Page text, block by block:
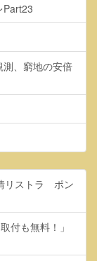
Part23
測、窮地の安倍
リストラ ポン
付も無料！」